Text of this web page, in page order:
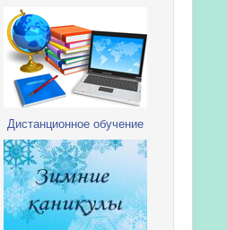
Дистанционное обучение